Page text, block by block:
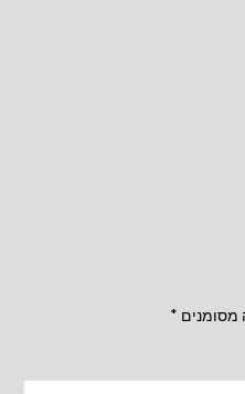
מסומנים *